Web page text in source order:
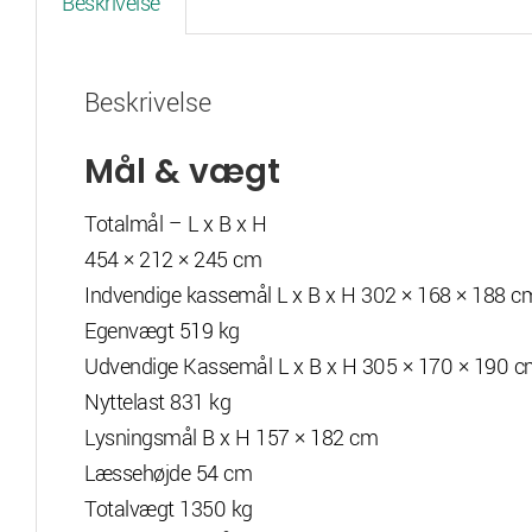
Beskrivelse
Mål & vægt
Totalmål – L x B x H
454 ​​​​​× 212 × 245 cm
Indvendige kassemål L x B x H 302 × 168 × 188
Egenvægt 519 kg
Udvendige Kassemål L x B x H 305 × 170 × 190
Nyttelast 831 kg
Lysningsmål B x H 157 × 182 cm
Læssehøjde 54 cm
Totalvægt 1350 kg